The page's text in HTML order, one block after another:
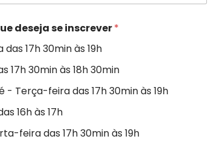
deseja se inscrever*
17h 30min às 19h
17h 30min às 18h 30min
- Terça-feira das 17h 30min às 19h
16h às 17h
feira das 17h 30min às 19h